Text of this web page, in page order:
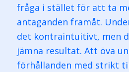
fråga i stället för att ta
antaganden framåt.
det kontraintuitivt, men
jämna resultat. Att öva
förhållanden med strikt